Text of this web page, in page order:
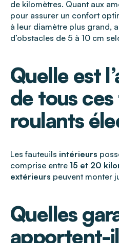
de kilomètres. Quant aux
pour assurer un confort
à leur diamètre plus grand,
d’obstacles de 5 à 10 cm
Quelle est
de tous
roulants
Les fauteuils intérieurs
comprise entre 15 et 20
extérieurs peuvent monter
Quelles
apportent-